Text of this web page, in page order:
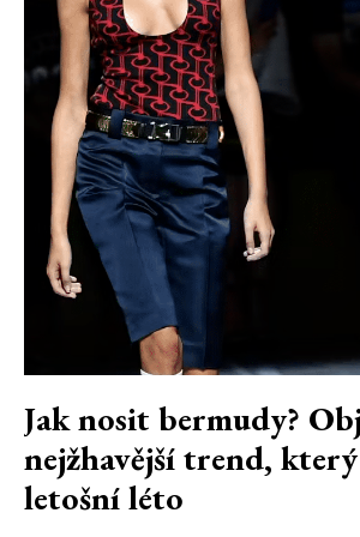
Jak nosit bermudy?
nejžhavější trend,
letošní léto